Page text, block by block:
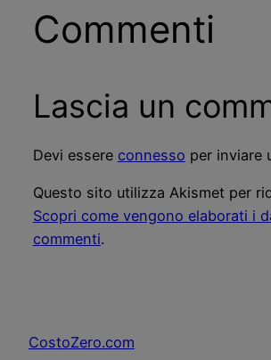
Commenti
Lascia un
Devi essere connesso per inviare
Questo sito utilizza Akismet per
Scopri come vengono elaborati i
commenti.
CostoZero.com